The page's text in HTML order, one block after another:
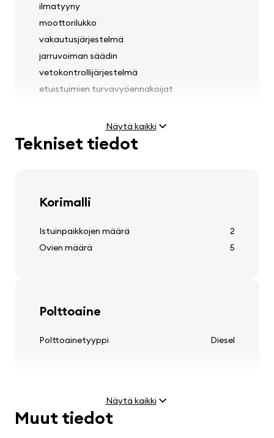
ilmatyyny
moottorilukko
vakautusjärjestelmä
jarruvoiman säädin
vetokontrollijärjestelmä
etuistuimien turvavyöennakoijat
Valot
ajovalojen korkeuden säätö
vannekapselit
säädettävä ohjauspylväs
Näytä kaikki
Tekniset tiedot
Korimalli
Istuinpaikkojen määrä
2
Ovien määrä
5
Polttoaine
Polttoainetyyppi Diesel
Moottori
Näytä kaikki
Muut tiedot